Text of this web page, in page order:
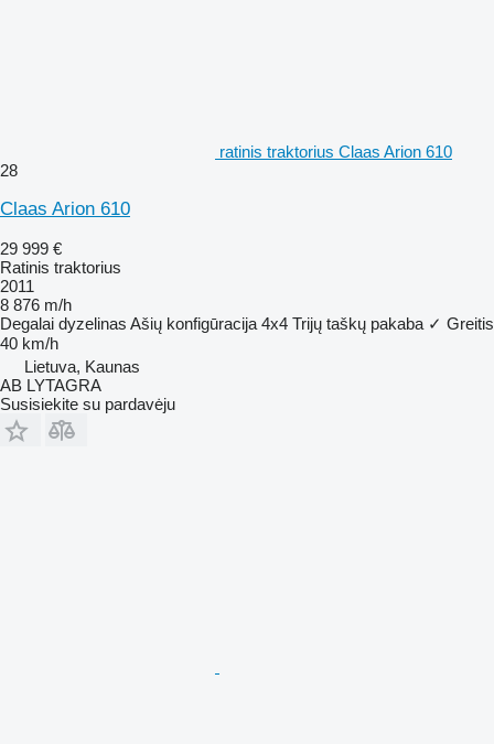
ratinis traktorius Claas Arion 610
28
Claas Arion 610
29 999 €
Ratinis traktorius
2011
8 876 m/h
Degalai dyzelinas Ašių konfigūracija 4x4 Trijų taškų pakaba ✓ Greitis
40 km/h
Lietuva, Kaunas
AB LYTAGRA
Susisiekite su pardavėju